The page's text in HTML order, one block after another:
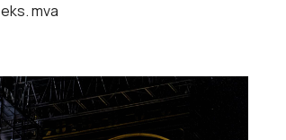
eks. mva